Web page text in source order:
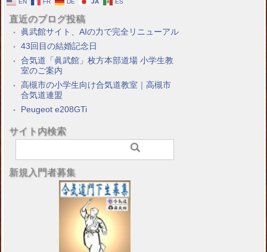
EN FR DE JA ES
直近のブログ投稿
眞武館サイト、AIの力で完全リニューアル
43回目の結婚記念日
合気道「眞武館」枚方本部道場 小学生教
室のご案内
高槻市の小学生向け合気道教室｜高槻市
合気道連盟
Peugeot e208GTi
サイト内検索
新規入門者募集